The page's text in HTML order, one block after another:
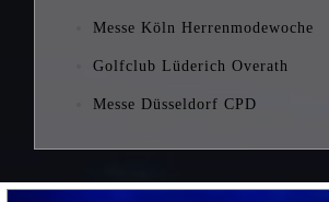
Messe Köln Herrenmodewoche
Golfclub Lüderich Overath
Messe Düsseldorf CPD